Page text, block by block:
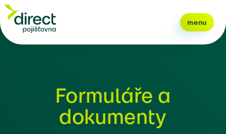
menu
Formuláře a
dokumenty